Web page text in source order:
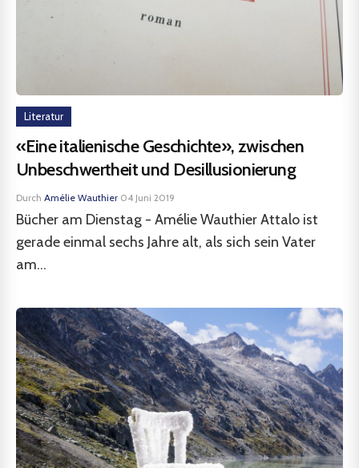
Literatur
«Eine italienische Geschichte», zwischen
Unbeschwertheit und Desillusionierung
Durch Amélie Wauthier·04 Juni 2019
Bücher am Dienstag - Amélie Wauthier Attalo ist
gerade einmal sechs Jahre alt, als sich sein Vater
am...